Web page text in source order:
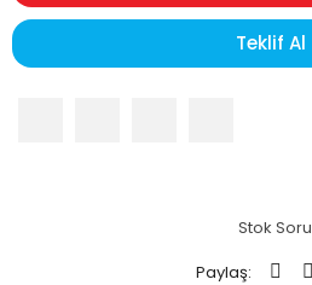
Teklif Al
Stok
Paylaş: